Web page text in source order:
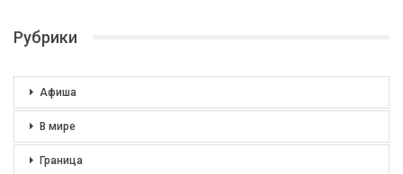
Рубрики
Афиша
В мире
Граница